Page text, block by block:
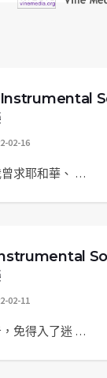
02-16
求耶和華、 …
02-11
免得入了迷 …